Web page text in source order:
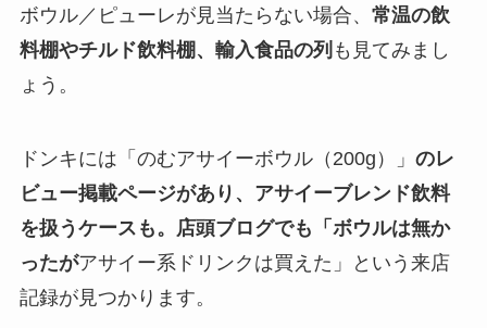
ボウル／ピューレが見当たらない場合、 常温の飲
料棚やチルド飲料棚、輸入食品の列 も見てみまし
ょう。
ドンキには「のむアサイーボウル（200g）」 のレ
ビュー掲載ページがあり、アサイーブレンド飲料
を扱うケースも。店頭ブログでも「ボウルは無か
ったがアサイー系ドリンクは買えた」という来店
記録が見つかります。